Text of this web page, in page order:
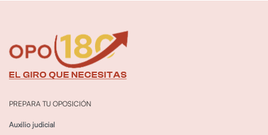
PREPARA TU OPOSICIÓN
Auxilio judicial